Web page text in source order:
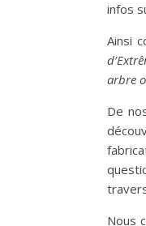
infos
Ainsi
arbre
De
Nous